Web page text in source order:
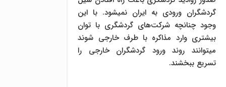
گردشگران ورودی به ایران نمیشود. با این
وجود چنانچه شرکت‌های گردشگری با توان
بیشتری وارد مذاکره با طرف خارجی شوند
میتوانند روند ورود گردشگران خارجی را
تسریع ببخشند.